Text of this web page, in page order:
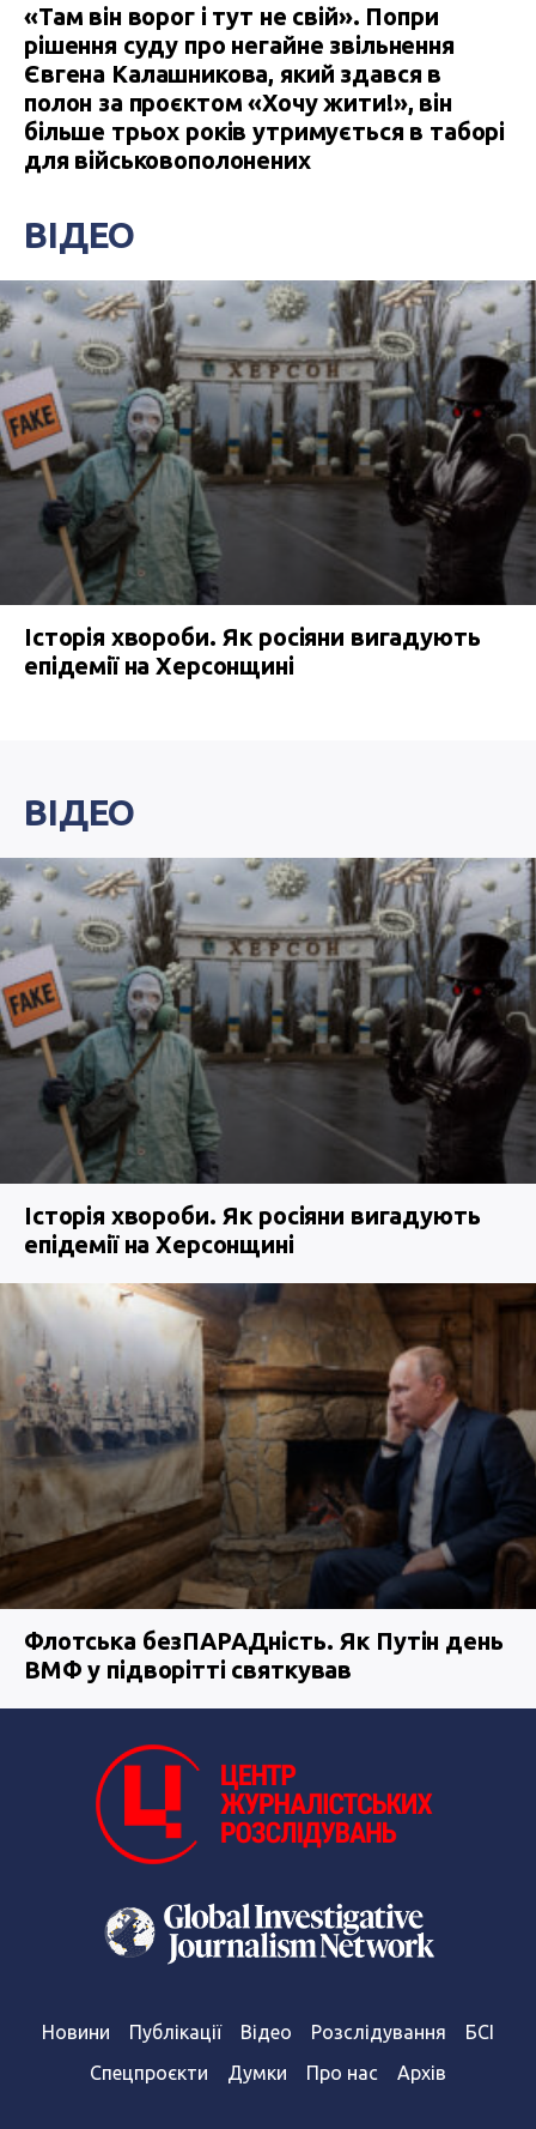
«Там він ворог і тут не свій». Попри
рішення суду про негайне звільнення
Євгена Калашникова, який здався в
полон за проєктом «Хочу жити!», він
більше трьох років утримується в таборі
для військовополонених
ВІДЕО
Історія хвороби. Як росіяни вигадують
епідемії на Херсонщині
ВІДЕО
Історія хвороби. Як росіяни вигадують
епідемії на Херсонщині
Флотська безПАРАДність. Як Путін день
ВМФ у підворітті святкував
Новини Публікації Відео Розслідування
БСІ
Спецпроєкти
Думки Про нас Архів